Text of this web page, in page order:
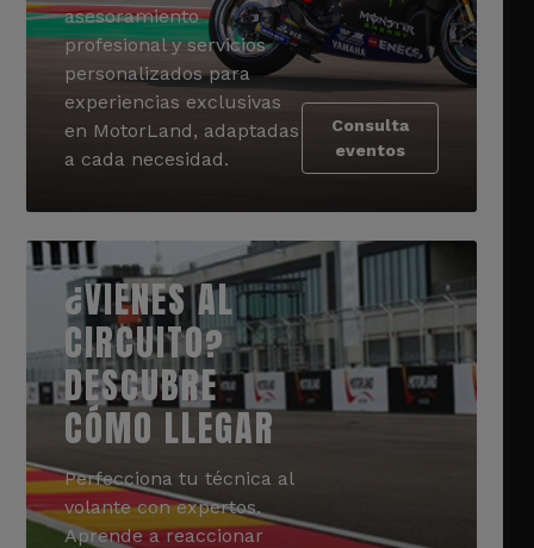
asesoramiento
profesional y servicios
personalizados para
experiencias exclusivas
en MotorLand, adaptadas
a cada necesidad.
Consulta
eventos
¿VIENES AL
CIRCUITO?
DESCUBRE
CÓMO LLEGAR
Perfecciona tu técnica al
volante con expertos.
Aprende a reaccionar